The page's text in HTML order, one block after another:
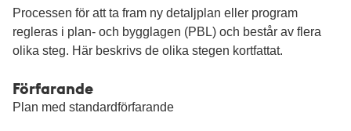
Processen för att ta fram ny detaljplan eller program
regleras i plan- och bygglagen (PBL) och består av flera
olika steg. Här beskrivs de olika stegen kortfattat.
Förfarande
Plan med standardförfarande